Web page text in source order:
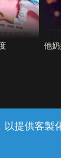
以提供客製
他